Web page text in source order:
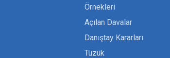
Örnekleri
Açılan Davalar
Danıştay Kararları
Tüzük